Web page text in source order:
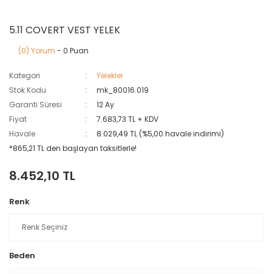
5.11 COVERT VEST YELEK
(0) Yorum - 0 Puan
Kategori
Yelekler
Stok Kodu
mk_80016.019
Garanti Süresi
12 Ay
Fiyat
7.683,73 TL + KDV
Havale
8.029,49 TL (%5,00 havale indirimi)
*865,21 TL den başlayan taksitlerle!
8.452,10 TL
Renk
Beden